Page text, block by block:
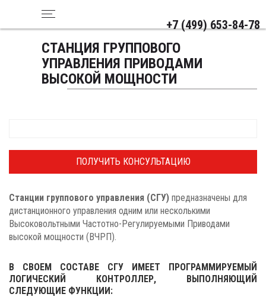
+7 (499) 653-84-78
СТАНЦИЯ ГРУППОВОГО
УПРАВЛЕНИЯ ПРИВОДАМИ
ВЫСОКОЙ МОЩНОСТИ
ПОЛУЧИТЬ КОНСУЛЬТАЦИЮ
Станции группового управления (СГУ) предназначены для
дистанционного управления одним или несколькими
Высоковольтными Частотно-Регулируемыми Приводами
высокой мощности (ВЧРП).
В СВОЕМ СОСТАВЕ СГУ ИМЕЕТ ПРОГРАММИРУЕМЫЙ
ЛОГИЧЕСКИЙ КОНТРОЛЛЕР, ВЫПОЛНЯЮЩИЙ
СЛЕДУЮЩИЕ ФУНКЦИИ: